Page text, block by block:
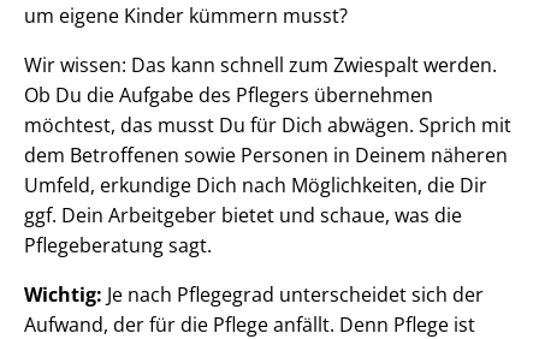
um eigene Kinder kümmern musst?
Wir wissen: Das kann schnell zum Zwiespalt werden.
Ob Du die Aufgabe des Pflegers übernehmen
möchtest, das musst Du für Dich abwägen. Sprich mit
dem Betroffenen sowie Personen in Deinem näheren
Umfeld, erkundige Dich nach Möglichkeiten, die Dir
ggf. Dein Arbeitgeber bietet und schaue, was die
Pflegeberatung sagt.
Wichtig: Je nach Pflegegrad unterscheidet sich der
Aufwand, der für die Pflege anfällt. Denn Pflege ist